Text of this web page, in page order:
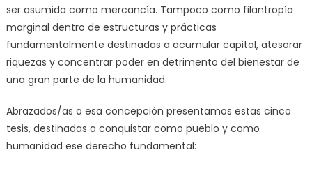
ser asumida como mercancía. Tampoco como filantropía
marginal dentro de estructuras y prácticas
fundamentalmente destinadas a acumular capital, atesorar
riquezas y concentrar poder en detrimento del bienestar de
una gran parte de la humanidad.
Abrazados/as a esa concepción presentamos estas cinco
tesis, destinadas a conquistar como pueblo y como
humanidad ese derecho fundamental: